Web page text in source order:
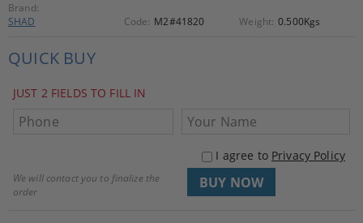
Brand:
SHAD
Code: M2#41820 Weight: 0.500Kgs
QUICK BUY
JUST 2 FIELDS TO FILL IN
I agree to Privacy Policy
We will contact you to finalize the
order